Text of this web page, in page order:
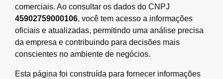
comerciais. Ao consultar os dados do CNPJ
45902759000106, você tem acesso a informações
oficiais e atualizadas, permitindo uma análise precisa
da empresa e contribuindo para decisões mais
conscientes no ambiente de negócios.
Esta página foi construída para fornecer informações